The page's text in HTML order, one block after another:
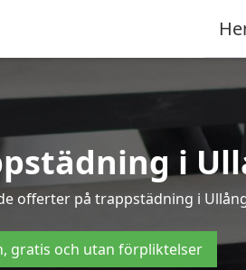
i
offerter på trappstädning i
gratis och utan förpliktelser